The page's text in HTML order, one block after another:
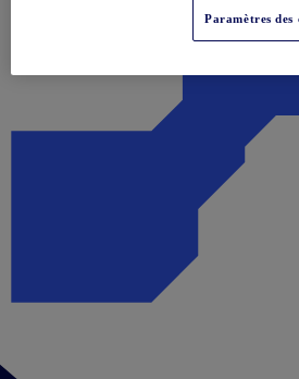
Paramètres des